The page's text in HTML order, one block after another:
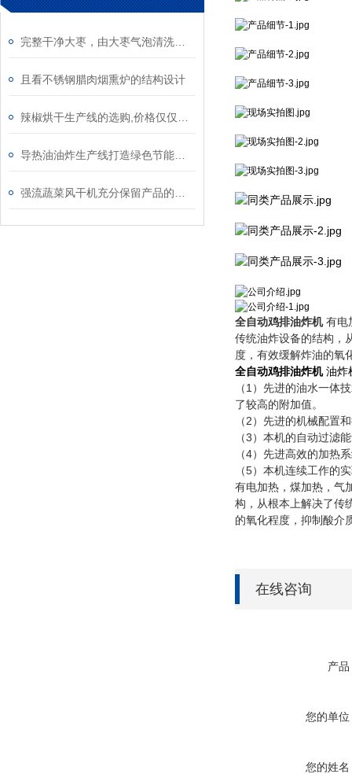
且看不锈钢腊肉烟熏炉的结构设计
全自动鸡排油炸机 有电
传统油炸设备的结构，
度，有效缓解炸油的氧
全自动鸡排油炸机油炸
（1）先进的油水一体
了较高的附加值。
（2）先进的机械配置
（3）本机的自动过滤
（4）先进高效的加热
（5）本机连续工作的
有电加热，煤加热，气
构，从根本上解决了传
的氧化程度，抑制酸介
在线咨询
产品
您的单位
您的姓名